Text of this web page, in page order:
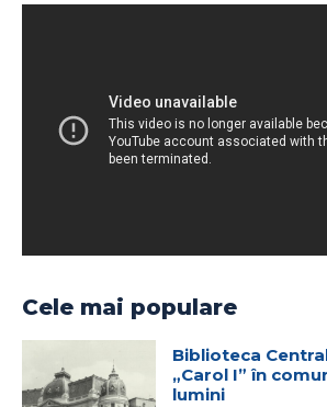
Cele mai populare
Biblioteca
„Carol I” în
lumini